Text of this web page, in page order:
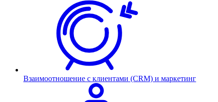
Взаимоотношение с клиентами (CRM) и маркетинг